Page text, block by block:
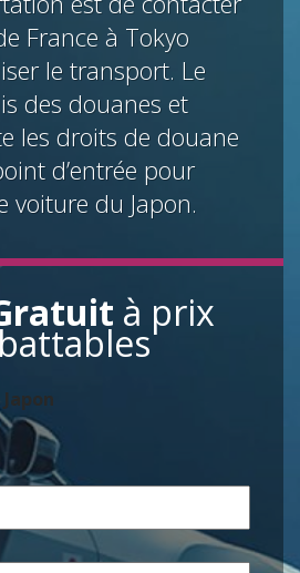
France à Tokyo
le transport. Le
des douanes et
les droits de douane
d’entrée pour
voiture du Japon.
à prix